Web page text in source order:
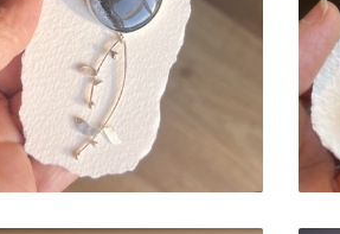
DENDRITICA
REDONDA
C/BORBOLETA
60,00 €